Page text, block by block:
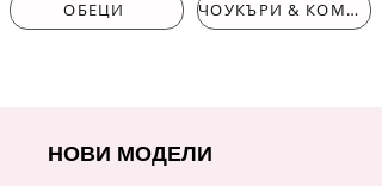
ОБЕЦИ ЧОУКЪРИ & КОМПЛЕКТИ
НОВИ МОДЕЛИ